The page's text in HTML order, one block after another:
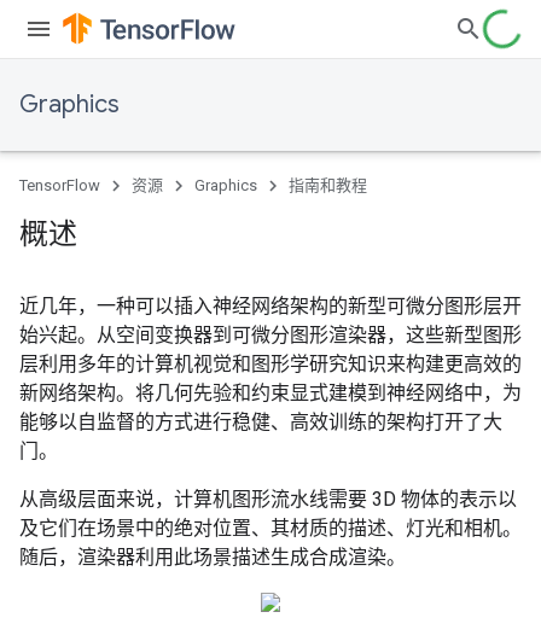
Graphics
TensorFlow 资源 Graphics 指南和教程
概述
近几年，一种可以插入神经网络架构的新型可微分图形层开
始兴起。从空间变换器到可微分图形渲染器，这些新型图形
层利用多年的计算机视觉和图形学研究知识来构建更高效的
新网络架构。将几何先验和约束显式建模到神经网络中，为
能够以自监督的方式进行稳健、高效训练的架构打开了大
门。
从高级层面来说，计算机图形流水线需要 3D 物体的表示以
及它们在场景中的绝对位置、其材质的描述、灯光和相机。
随后，渲染器利用此场景描述生成合成渲染。